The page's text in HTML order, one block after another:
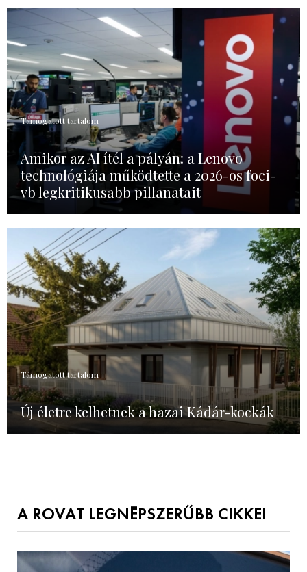
Támogatott tartalom
Amikor az AI ítél a pályán: a Lenovo
technológiája működtette a 2026-os foci-
vb legkritikusabb pillanatait
Támogatott tartalom
Új életre kelhetnek a hazai Kádár-kockák
A ROVAT LEGNÉPSZERŰBB CIKKEI